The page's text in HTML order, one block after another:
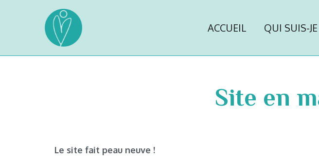
Coaching, bilan de compétences et sophrologie
ACCUEIL QUI SUIS-JE
Site en
Le site fait peau neuve !